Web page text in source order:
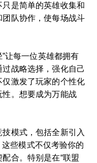
是简单的英雄收集和
队协作，使每场战斗
”让每一位英雄都拥有
战略选择，强化自己
激发了玩家的个性化
。想要成为万能战
模式，包括全新引入
这些模式不仅考验你的
合。特别是在“联盟